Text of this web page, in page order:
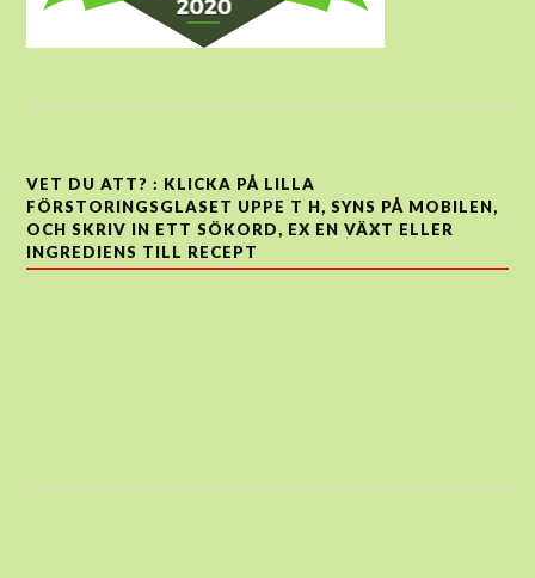
VET DU ATT? : KLICKA PÅ LILLA
FÖRSTORINGSGLASET UPPE T H, SYNS PÅ MOBILEN,
OCH SKRIV IN ETT SÖKORD, EX EN VÄXT ELLER
INGREDIENS TILL RECEPT